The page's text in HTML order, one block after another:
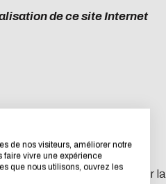
If you also want to drastically
CAPTCHA
Quelle est la somme
de ce site Internet
ont été réalisées sur
de nos visiteurs, améliorer notre
faire vivre une expérience
que nous utilisons, ouvrez les